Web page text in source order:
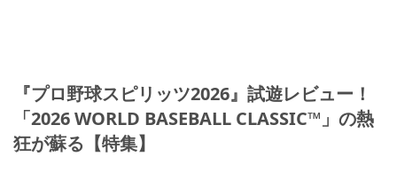
『プロ野球スピリッツ2026』試遊レビュー！
「2026 WORLD BASEBALL CLASSIC™」の熱
狂が蘇る【特集】